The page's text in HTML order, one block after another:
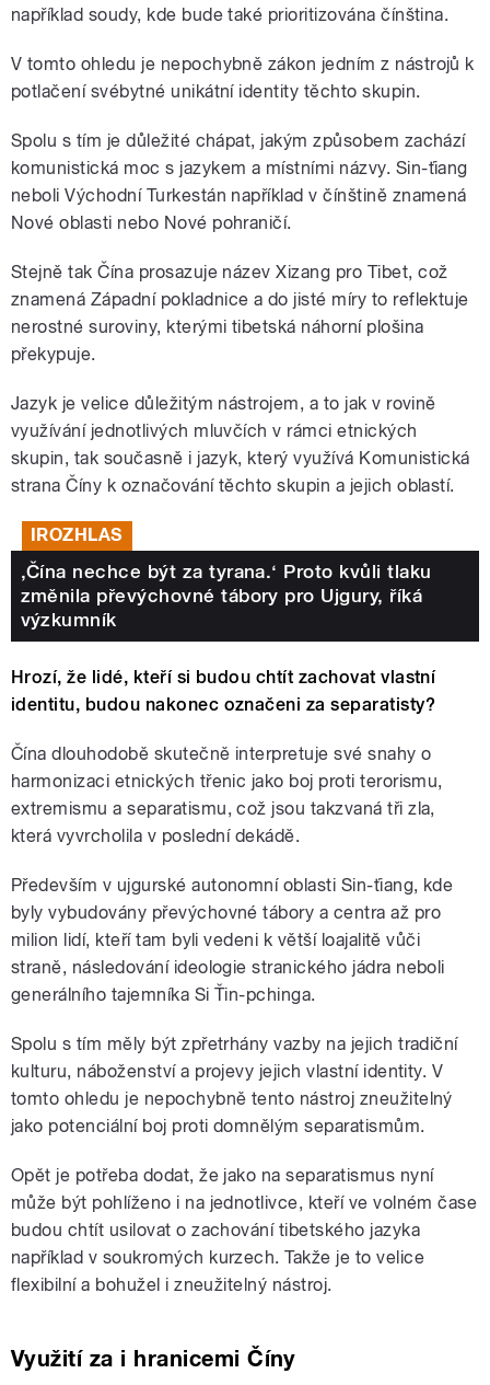
například soudy, kde bude také prioritizována čínština.
V tomto ohledu je nepochybně zákon jedním z nástrojů k
potlačení svébytné unikátní identity těchto skupin.
Spolu s tím je důležité chápat, jakým způsobem zachází
komunistická moc s jazykem a místními názvy. Sin-ťiang
neboli Východní Turkestán například v čínštině znamená
Nové oblasti nebo Nové pohraničí.
Stejně tak Čína prosazuje názevXizang pro Tibet, což
znamená Západní pokladnice a do jisté míry to reflektuje
nerostné suroviny, kterými tibetská náhorní plošina
překypuje.
Jazyk je velice důležitým nástrojem, a to jak v rovině
využívání jednotlivých mluvčích v rámci etnických
skupin, tak současně i jazyk, který využívá Komunistická
strana Číny k označování těchto skupin a jejich oblastí.
IROZHLAS
,Čína nechce být za tyrana.‘ Proto kvůli tlaku
změnila převýchovné tábory pro Ujgury, říká
výzkumník
Hrozí, že lidé, kteří si budou chtít zachovat vlastní
identitu, budou nakonec označeni za separatisty?
Čína dlouhodobě skutečně interpretuje své snahy o
harmonizaci etnických třenic jako boj proti terorismu,
extremismu a separatismu, což jsou takzvaná tři zla,
která vyvrcholila v poslední dekádě.
Především v ujgurské autonomní oblasti Sin-ťiang, kde
byly vybudovány převýchovné tábory a centra až pro
milion lidí, kteří tam byli vedeni k větší loajalitě vůči
straně, následování ideologie stranického jádra neboli
generálního tajemníka Si Ťin-pchinga.
Spolu s tím měly být zpřetrhány vazby na jejich tradiční
kulturu, náboženství a projevy jejich vlastní identity. V
tomto ohledu je nepochybně tento nástroj zneužitelný
jako potenciální boj proti domnělým separatismům.
Opět je potřeba dodat, že jako na separatismus nyní
může být pohlíženo i na jednotlivce, kteří ve volném čase
budou chtít usilovat o zachování tibetského jazyka
například v soukromých kurzech. Takže je to velice
flexibilní a bohužel i zneužitelný nástroj.
Využití za i hranicemi Číny